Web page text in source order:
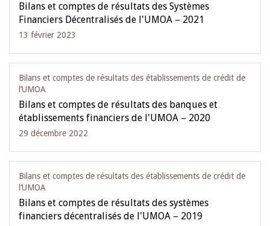
Bilans et comptes de résultats des Systèmes
Financiers Décentralisés de l'UMOA – 2021
13 février 2023
Bilans et comptes de résultats des établissements de crédit de
l‘UMOA
Bilans et comptes de résultats des banques et
établissements financiers de l'UMOA – 2020
29 décembre 2022
Bilans et comptes de résultats des établissements de crédit de
l‘UMOA
Bilans et comptes de résultats des systèmes
financiers décentralisés de l'UMOA – 2019